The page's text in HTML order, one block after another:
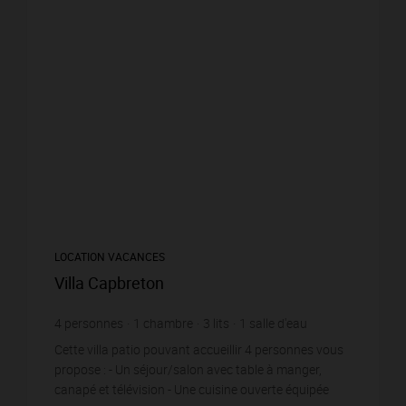
LOCATION VACANCES
Villa Capbreton
4 personnes chambre 3 lits
salle d'eau
Cette villa patio pouvant accueillir 4 personnes vous
propose : - Un séjour/salon avec table à manger,
canapé et télévision - Une cuisine ouverte équipée